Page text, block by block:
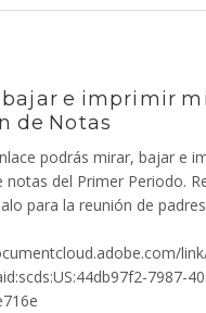
bajar e imprimir
de Notas
podrás mirar, bajar e
notas del Primer Periodo.
para la reunión de
7987-